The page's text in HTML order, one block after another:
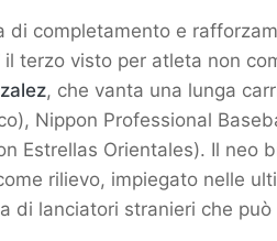
completamento e
terzo visto per atleta non
, che vanta una lunga
Nippon Professional
Estrellas Orientales). Il neo
rilievo, impiegato nelle
di lanciatori stranieri che